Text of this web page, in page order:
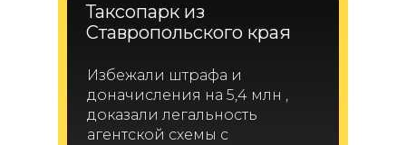
Таксопарк из
Ставропольского края
Избежали штрафа и
доначисления на 5,4 млн ,
доказали легальность
агентской схемы с